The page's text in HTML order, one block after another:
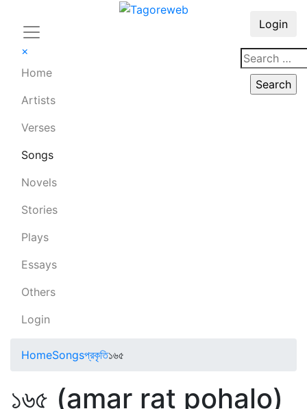
×
Home
Artists
Verses
Songs
Novels
Stories
Plays
Essays
Others
Login
Login
HomeSongsপ্রকৃতি১৬৫
১৬৫ (amar rat pohalo)